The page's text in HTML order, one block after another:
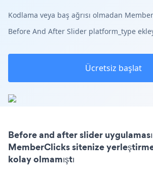
Kodlama veya baş ağrısı olmadan
Before And After Slider platform_type
Ücretsiz başlat
Before and after slider
MemberClicks sitenize
kolay olmamıştı